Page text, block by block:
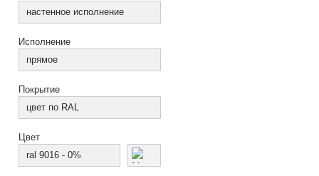
настенное исполнение
Исполнение
прямое
Покрытие
цвет по RAL
Цвет
ral 9016 - 0%